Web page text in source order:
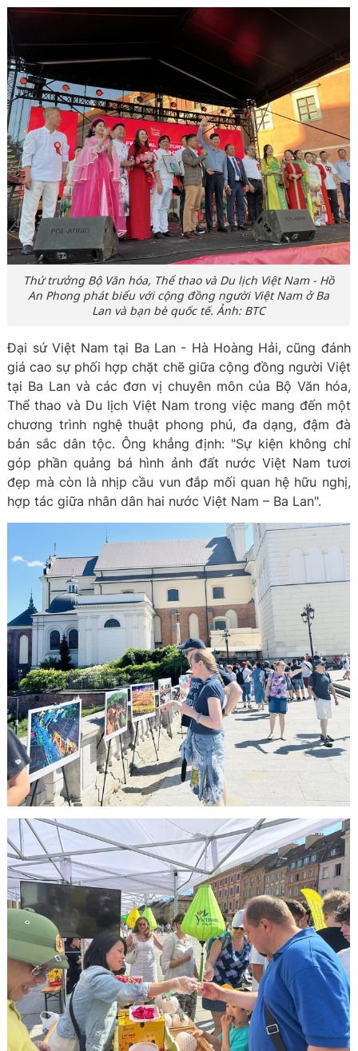
Thứ trưởng Bộ Văn hóa, Thể thao và Du lịch Việt Nam - Hồ
An Phong phát biểu với cộng đồng người Việt Nam ở Ba
Lan và bạn bè quốc tế. Ảnh: BTC
Đại sứ Việt Nam tại Ba Lan - Hà Hoàng Hải, cũng đánh
giá cao sự phối hợp chặt chẽ giữa cộng đồng người Việt
tại Ba Lan và các đơn vị chuyên môn của Bộ Văn hóa,
Thể thao và Du lịch Việt Nam trong việc mang đến một
chương trình nghệ thuật phong phú, đa dạng, đậm đà
bản sắc dân tộc. Ông khẳng định: "Sự kiện không chỉ
góp phần quảng bá hình ảnh đất nước Việt Nam tươi
đẹp mà còn là nhịp cầu vun đắp mối quan hệ hữu nghị,
hợp tác giữa nhân dân hai nước Việt Nam – Ba Lan".